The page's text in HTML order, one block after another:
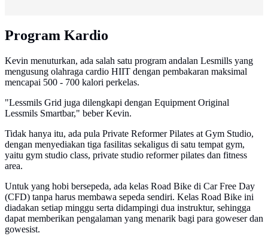
Program Kardio
Kevin menuturkan, ada salah satu program andalan Lesmills yang
mengusung olahraga cardio HIIT dengan pembakaran maksimal
mencapai 500 - 700 kalori perkelas.
"Lessmils Grid juga dilengkapi dengan Equipment Original
Lessmils Smartbar," beber Kevin.
Tidak hanya itu, ada pula Private Reformer Pilates at Gym Studio,
dengan menyediakan tiga fasilitas sekaligus di satu tempat gym,
yaitu gym studio class, private studio reformer pilates dan fitness
area.
Untuk yang hobi bersepeda, ada kelas Road Bike di Car Free Day
(CFD) tanpa harus membawa sepeda sendiri. Kelas Road Bike ini
diadakan setiap minggu serta didampingi dua instruktur, sehingga
dapat memberikan pengalaman yang menarik bagi para goweser dan
gowesist.